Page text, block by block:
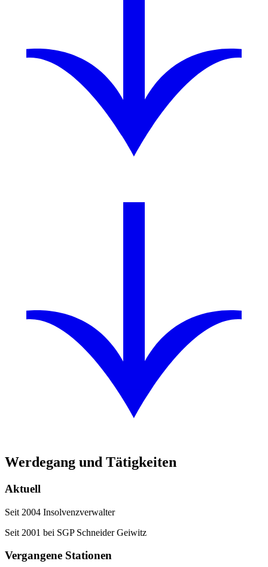
Werdegang und Tätigkeiten
Aktuell
Seit 2004 Insolvenzverwalter
Seit 2001 bei SGP Schneider Geiwitz
Vergangene Stationen